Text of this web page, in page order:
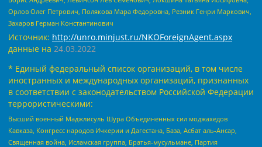
Орлов Олег Петрович, Полякова Мара Федоровна, Резник Генри Маркович,
Захаров Герман Константинович
Источник: http://unro.minjust.ru/NKOForeignAgent.aspx
данные на 24.03.2022
* Единый федеральный список организаций, в том числе
иностранных и международных организаций, признанных
в соответствии с законодательством Российской Федерации
террористическими:
Высший военный Маджлисуль Шура Объединенных сил моджахедов
Кавказа, Конгресс народов Ичкерии и Дагестана, База, Асбат аль-Ансар,
Священная война, Исламская группа, Братья-мусульмане, Партия